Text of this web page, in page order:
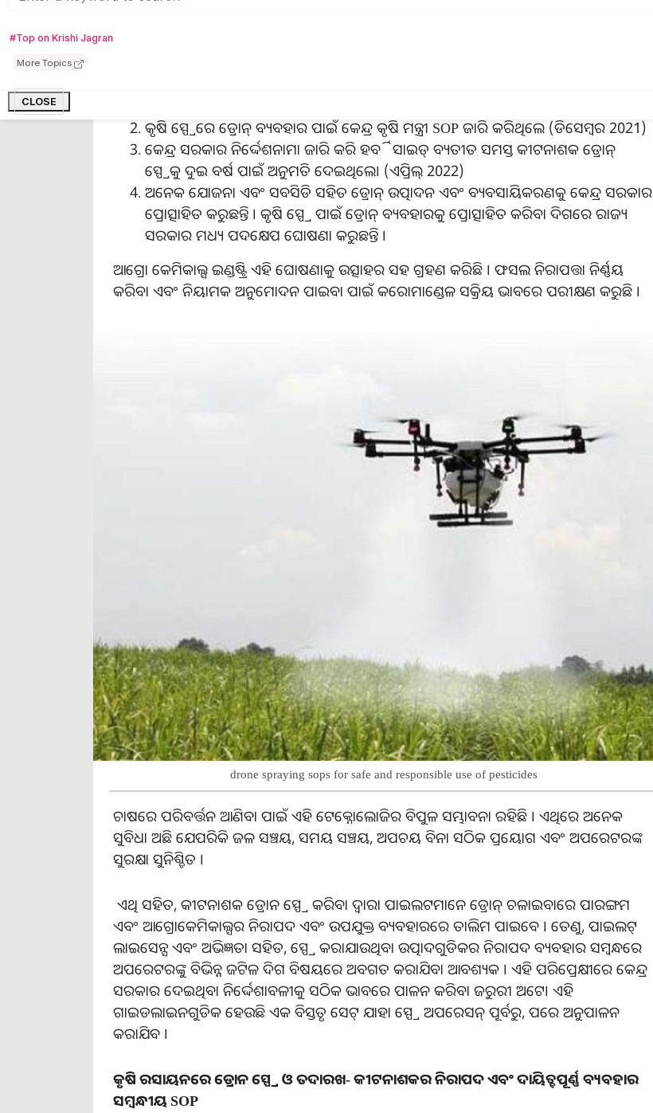
#Top on Krishi Jagran
More Topics
CLOSE
କୃଷି ସ୍ପ୍ରେରେ ଡ୍ରୋନ୍ ବ୍ୟବହାର ପାଇଁ କେନ୍ଦ୍ର କୃଷି ମନ୍ତ୍ରୀ SOP ଜାରି କରିଥିଲେ (ଡିସେମ୍ବର 2021)
କେନ୍ଦ୍ର ସରକାର ନିର୍ଦ୍ଦେଶନାମା ଜାରି କରି ହର୍ବିସାଇଡ୍ ବ୍ୟତୀତ ସମସ୍ତ କୀଟନାଶକ ଡ୍ରୋନ୍
ସ୍ପ୍ରେକୁ ଦୁଇ ବର୍ଷ ପାଇଁ ଅନୁମତି ଦେଇଥିଲେ। (ଏପ୍ରିଲ୍ 2022)
ଅନେକ ଯୋଜନା ଏବଂ ସବସିଡି ସହିତ ଡ୍ରୋନ୍ ଉତ୍ପାଦନ ଏବଂ ବ୍ୟବସାୟିକରଣକୁ କେନ୍ଦ୍ର ସରକାର
ପ୍ରୋତ୍ସାହିତ କରୁଛନ୍ତି । କୃଷି ସ୍ପ୍ରେ ପାଇଁ ଡ୍ରୋନ୍ ବ୍ୟବହାରକୁ ପ୍ରୋତ୍ସାହିତ କରିବା ଦିଗରେ ରାଜ୍ୟ
ସରକାର ମଧ୍ୟ ପଦକ୍ଷେପ ଘୋଷଣା କରୁଛନ୍ତି ।
ଆଗ୍ରୋ କେମିକାଲ୍ସ ଇଣ୍ଡଷ୍ଟ୍ରି ଏହି ଘୋଷଣାକୁ ଉତ୍ସାହର ସହ ଗ୍ରହଣ କରିଛି । ଫସଲ ନିରାପତ୍ତା ନିର୍ଣ୍ଣୟ
କରିବା ଏବଂ ନିୟାମକ ଅନୁମୋଦନ ପାଇବା ପାଇଁ କରୋମାଣ୍ଡେଳ ସକ୍ରିୟ ଭାବରେ ପରୀକ୍ଷଣ କରୁଛି ।
drone spraying sops for safe and responsible use of pesticides
ଚାଷରେ ପରିବର୍ତ୍ତନ ଆଣିବା ପାଇଁ ଏହି ଟେକ୍ନୋଲୋଜିର ବିପୁଳ ସମ୍ଭାବନା ରହିଛି । ଏଥିରେ ଅନେକ
ସୁବିଧା ଅଛି ଯେପରିକି ଜଳ ସଞ୍ଚୟ, ସମୟ ସଞ୍ଚୟ, ଅପଚୟ ବିନା ସଠିକ ପ୍ରୟୋଗ ଏବଂ ଅପରେଟରଙ୍କ
ସୁରକ୍ଷା ସୁନିଶ୍ଚିତ ।
ଏଥି ସହିତ, କୀଟନାଶକ ଡ୍ରୋନ ସ୍ପ୍ରେ କରିବା ଦ୍ୱାରା ପାଇଲଟମାନେ ଡ୍ରୋନ୍ ଚଳାଇବାରେ ପାରଙ୍ଗମ
ଏବଂ ଆଗ୍ରୋକେମିକାଲ୍ସର ନିରାପଦ ଏବଂ ଉପଯୁକ୍ତ ବ୍ୟବହାରରେ ତାଲିମ ପାଇବେ । ତେଣୁ, ପାଇଲଟ୍
ଲାଇସେନ୍ସ ଏବଂ ଅଭିଜ୍ଞତା ସହିତ, ସ୍ପ୍ରେ କରାଯାଉଥିବା ଉତ୍ପାଦଗୁଡିକର ନିରାପଦ ବ୍ୟବହାର ସମ୍ବନ୍ଧରେ
ଅପରେଟରଙ୍କୁ ବିଭିନ୍ନ ଜଟିଳ ଦିଗ ବିଷୟରେ ଅବଗତ କରାଯିବା ଆବଶ୍ୟକ । ଏହି ପରିପ୍ରେକ୍ଷୀରେ କେନ୍ଦ୍ର
ସରକାର ଦେଇଥିବା ନିର୍ଦ୍ଦେଶାବଳୀକୁ ସଠିକ ଭାବରେ ପାଳନ କରିବା ଜରୁରୀ ଅଟେ। ଏହି
ଗାଇଡଲାଇନଗୁଡିକ ହେଉଛି ଏକ ବିସ୍ତୃତ ସେଟ୍ ଯାହା ସ୍ପ୍ରେ ଅପରେସନ୍ ପୂର୍ବରୁ, ପରେ ଅନୁପାଳନ
କରାଯିବ ।
କୃଷି ରସାୟନରେ ଡ୍ରୋନ ସ୍ପ୍ରେ ଓ ତଦାରଖ- କୀଟନାଶକର ନିରାପଦ ଏବଂ ଦାୟିତ୍ବପୂର୍ଣ୍ଣ ବ୍ୟବହାର
ସମ୍ବନ୍ଧୀୟ SOP